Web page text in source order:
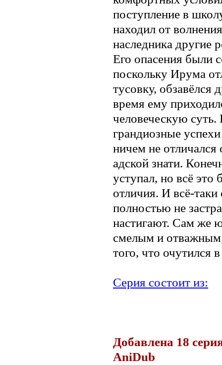
поступление в
находил от
наследника другие
Его опасения были
поскольку Ирума
тусовку, обзавёлся
время ему
человеческую
грандиозные
ничем не отличался
адской знати.
уступал, но всё это
отличия. И всё-
полностью не
настигают. Сам же
смелым и
того, что очутился
Серия состоит из:
Добавлена 18
AniDub